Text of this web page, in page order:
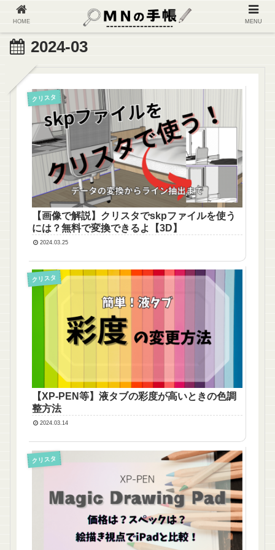
2024-03
クリスタ
【画像で解説】クリスタでskpファイルを使う
には？無料で変換できるよ【3D】
2024.03.25
クリスタ
【XP-PEN等】液タブの彩度が高いときの色調
整方法
2024.03.14
クリスタ
HOME MENU